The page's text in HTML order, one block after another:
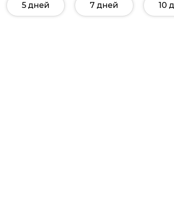
5 дней 7 дней 10